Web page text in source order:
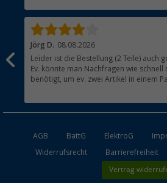
Jörg D. 08.08.2026
Leider ist die Bestellung (2 Teile) auch
Ev. könnte man Nachfragen wie schnell
benötigt, um ev. zwei Artikel in einem
AGB BattG ElektroG
Widerrufsrecht
Barrierefreiheit
Vertrag